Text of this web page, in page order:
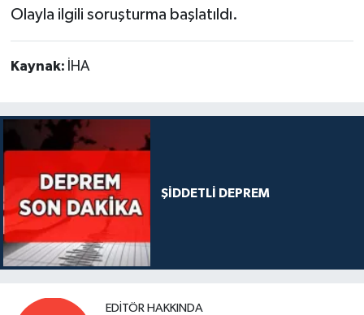
Olayla ilgili soruşturma başlatıldı.
Kaynak: İHA
ŞİDDETLİ DEPREM
EDITÖR HAKKINDA